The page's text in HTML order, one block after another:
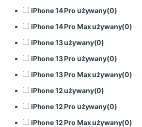
iPhone 14 Pro używany(0)
iPhone 14 Pro Max używany(0)
iPhone 13 używany(0)
iPhone 13 Pro używany(0)
iPhone 13 Pro Max używany(0)
iPhone 12 używany(0)
iPhone 12 Pro używany(0)
iPhone 12 Pro Max używany(0)